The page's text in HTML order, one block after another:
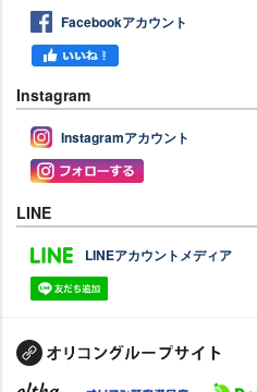
Facebookアカウント
Instagram
Instagramアカウント
LINE
LINEアカウントメディア